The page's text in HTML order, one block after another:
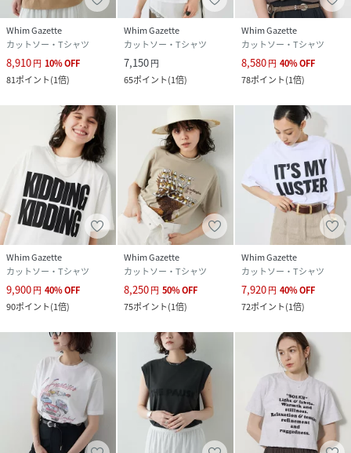
り、色味が違って見える場合がございます。
・店頭及び屋外での撮影画像は、光の当たり具合で色味が違
って見える場合があります。
商品の色味は、スタジオ撮影の画像をご参照ください。
・お客様への発送が店頭販売より遅れる場合があります。
・追加生産商品は、一部の店舗、通販で販売中の場合があり
ます。
予めご了承下さい。
性別タイプ レディース
原産国 中国
素材 綿 100%
サイズ
RQ7602_WGP1061306A0002
WGP1061306A0002-n-2 RQ7602
Whim Gazette
カットソー・Tシャツ
8,910円 10%OFF
81ポイント(1倍)
Whim Gazette
カットソー・Tシャツ
7,150円
65ポイント(1倍)
Whim Gazette
カットソー・Tシャツ
8,580円 40%OFF
78ポイント(1倍)
Whim Gazette
カットソー・Tシャツ
9,900円 40%OFF
90ポイント(1倍)
Whim Gazette
カットソー・Tシャツ
8,250円 50%OFF
75ポイント(1倍)
Whim Gazette
カットソー・Tシャツ
7,920円 40%OFF
72ポイント(1倍)